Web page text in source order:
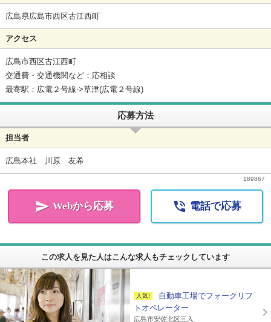
広島県広島市西区古江西町
アクセス
広島市西区古江西町
交通費・交通機関など：応相談
最寄駅：広電２号線->草津(広電２号線)
応募方法
担当者
広島本社 川原 友希
189867
 Webから応募  電話で応募
この求人を見た人はこんな求人もチェックしています
自動車工場でフォークリフ
トオペレーター
広島市安佐北区三入